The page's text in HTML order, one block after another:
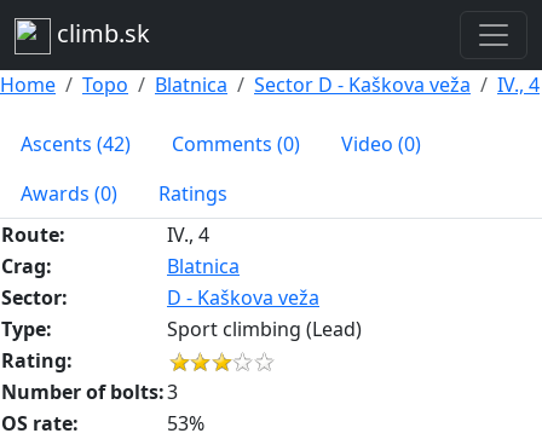
climb.sk
Home Topo Blatnica Sector D - Kaškova veža IV., 4
Ascents (42) Comments (0)
Video (0)
Awards (0)
Ratings
Route:
IV., 4
Crag:
Blatnica
Sector:
D - Kaškova veža
Type:
Sport climbing (Lead)
Rating:
Number of bolts:3
OS rate:
53%